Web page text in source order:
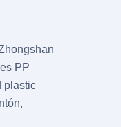
PP
plastic